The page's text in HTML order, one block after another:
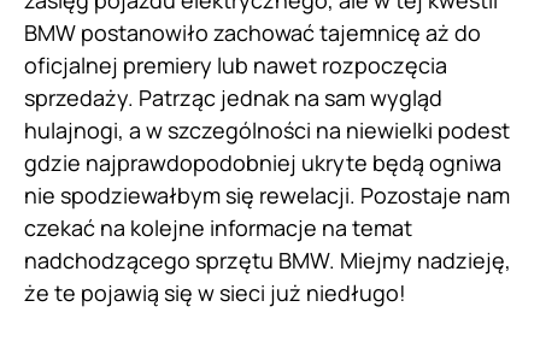
BMW postanowiło zachować tajemnicę aż do
oficjalnej premiery lub nawet rozpoczęcia
sprzedaży. Patrząc jednak na sam wygląd
hulajnogi, a w szczególności na niewielki podest
gdzie najprawdopodobniej ukryte będą ogniwa
nie spodziewałbym się rewelacji. Pozostaje nam
czekać na kolejne informacje na temat
nadchodzącego sprzętu BMW. Miejmy nadzieję,
że te pojawią się w sieci już niedługo!